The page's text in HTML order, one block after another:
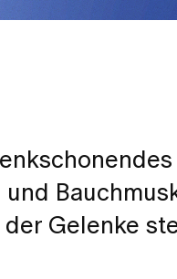
Gelenke